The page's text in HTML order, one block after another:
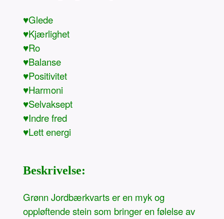
♥Glede
♥Kjærlighet
♥Ro
♥Balanse
♥Positivitet
♥Harmoni
♥Selvaksept
♥Indre fred
♥Lett energi
Beskrivelse:
Grønn Jordbærkvarts er en myk og
oppløftende stein som bringer en følelse av